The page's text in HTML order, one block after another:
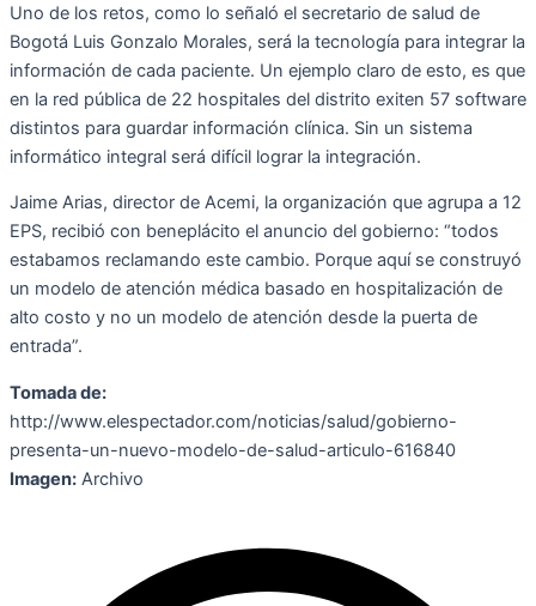
Uno de los retos, como lo señaló el secretario de salud de
Bogotá Luis Gonzalo Morales, será la tecnología para integrar la
información de cada paciente. Un ejemplo claro de esto, es que
en la red pública de 22 hospitales del distrito exiten 57 software
distintos para guardar información clínica. Sin un sistema
informático integral será difícil lograr la integración.
Jaime Arias, director de Acemi, la organización que agrupa a 12
EPS, recibió con beneplácito el anuncio del gobierno: “todos
estabamos reclamando este cambio. Porque aquí se construyó
un modelo de atención médica basado en hospitalización de
alto costo y no un modelo de atención desde la puerta de
entrada”.
Tomada de:
http://www.elespectador.com/noticias/salud/gobierno-
presenta-un-nuevo-modelo-de-salud-articulo-616840
Imagen: Archivo